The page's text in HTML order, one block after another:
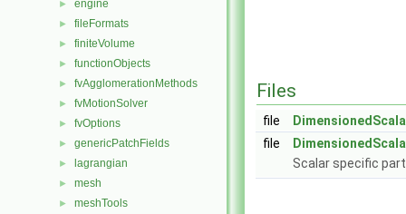
► engine
► fileFormats
► finiteVolume
► functionObjects
► fvAgglomerationMethods
► fvMotionSolver
► fvOptions
► genericPatchFields
► lagrangian
► mesh
► meshTools
Files
file
file
Scalar specific